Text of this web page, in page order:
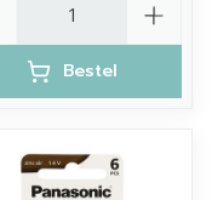
Bestel